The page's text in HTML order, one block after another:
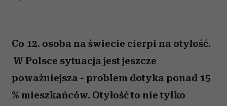
Co 12. osoba na świecie cierpi na otyłość.
W Polsce sytuacja jest jeszcze
poważniejsza - problem dotyka ponad 15
% mieszkańców. Otyłość to nie tylko